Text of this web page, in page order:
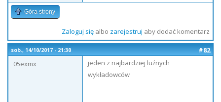
Góra strony
Zaloguj sięalbo zarejestruj aby dodać komentarz
sob., 14/10/2017 - 21:30
#82
05exmx
jeden z najbardziej luźnych
wykładowców